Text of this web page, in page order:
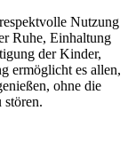
Nutzung
Ruhe, Einhaltung
der Kinder,
ermöglicht es allen,
ohne die
stören.